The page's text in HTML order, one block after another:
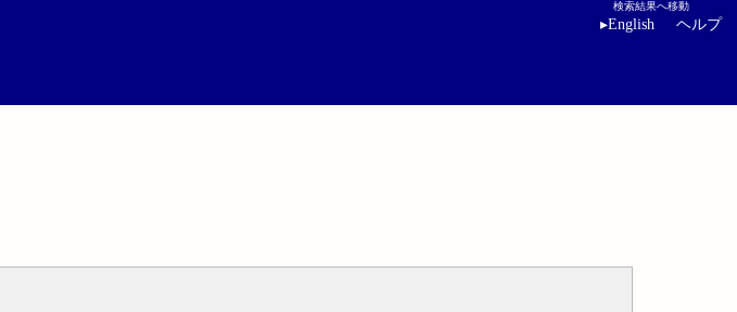
検索結果へ移動
▸English ヘルプ